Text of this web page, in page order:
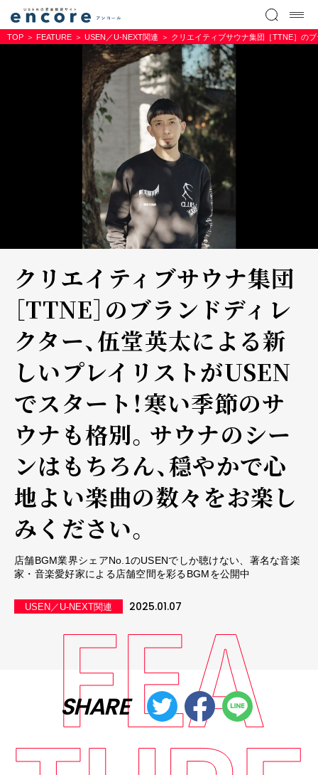
TOP FEATURE USEN／U-NEXT関連 クリエイティブサウナ集団［TTNE］の
クリエイティブサウナ集団
［TTNE］のブランドディレ
クター、伍堂英太による新
しいプレイリストがUSEN
でスタート！寒い季節のサ
ウナも格別。サウナのシー
ンはもちろん、穏やかで心
地よい楽曲の数々をお楽し
みください。
店舗BGM業界シェアNo.1のUSENでしか聴けない、著名な音楽
家・音楽愛好家による店舗空間を彩るBGMを公開中
USEN／U-NEXT関連 2025.01.07
SHARE